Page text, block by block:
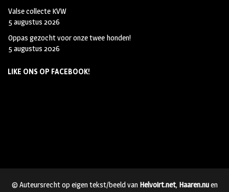
Valse collecte KVW
5 augustus 2026
Oppas gezocht voor onze twee honden!
5 augustus 2026
LIKE ONS OP FACEBOOK!
© Auteursrecht op eigen tekst/beeld van Helvoirt.net, Haaren.nuen